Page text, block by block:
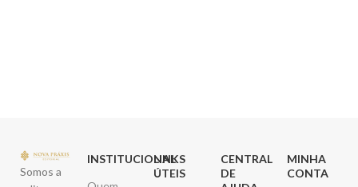
Somos a
INSTITUCIONAL
LINKS
ÚTEIS
CENTRAL
DE
MINHA
CONTA